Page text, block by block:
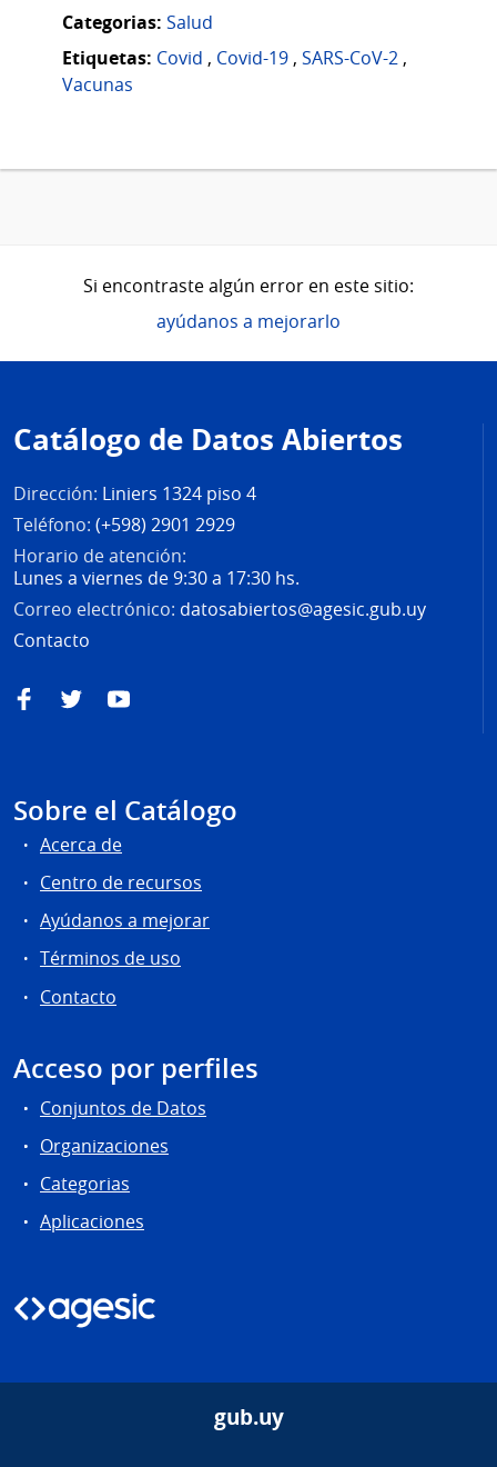
Categorias: Salud
Etiquetas: Covid , Covid-19 , SARS-CoV-2 ,
Vacunas
Si encontraste algún error en este sitio:
ayúdanos a mejorarlo
de
página
Catálogo de Datos Abiertos
Dirección: Liniers 1324 piso 4
Teléfono: (+598) 2901 2929
Horario de atención:
Lunes a viernes de 9:30 a 17:30 hs.
Correo electrónico: datosabiertos@agesic.gub.uy
Contacto
FacebookTwitterYouTube
Sobre el Catálogo
Acerca de
Centro de recursos
Ayúdanos a mejorar
Términos de uso
Contacto
Acceso por perfiles
Conjuntos de Datos
Organizaciones
Categorias
Aplicaciones
gub.uy